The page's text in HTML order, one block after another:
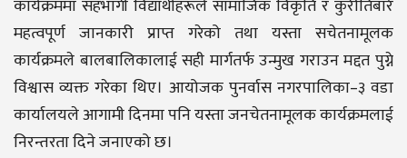
कार्यक्रममा सहभागी विद्यार्थीहरूले सामाजिक विकृति र कुरीतिबारे
महत्वपूर्ण जानकारी प्राप्त गरेको तथा यस्ता सचेतनामूलक
कार्यक्रमले बालबालिकालाई सही मार्गतर्फ उन्मुख गराउन मद्दत पुग्ने
विश्वास व्यक्त गरेका थिए। आयोजक पुनर्वास नगरपालिका–३ वडा
कार्यालयले आगामी दिनमा पनि यस्ता जनचेतनामूलक कार्यक्रमलाई
निरन्तरता दिने जनाएको छ।